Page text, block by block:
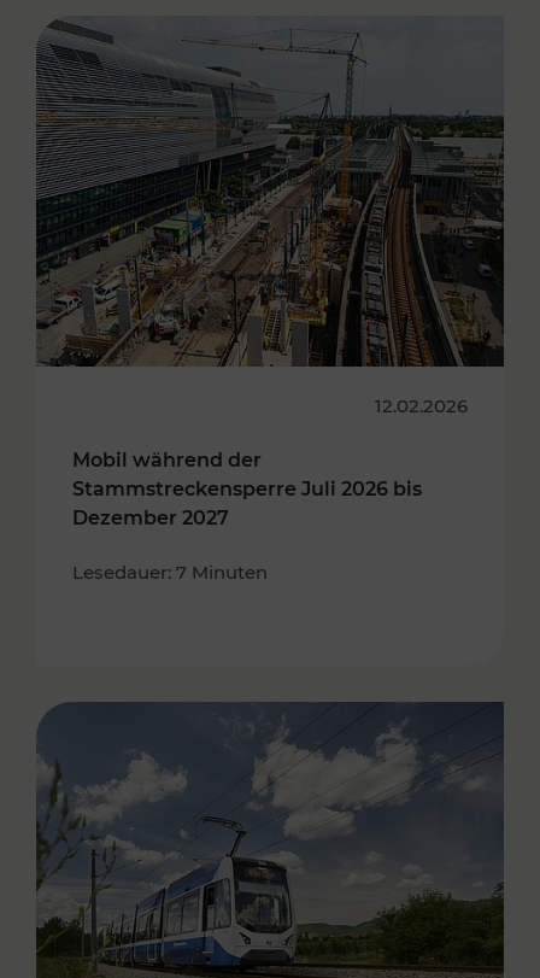
12.02.2026
Mobil während der
Stammstreckensperre Juli 2026 bis
Dezember 2027
Lesedauer: 7 Minuten